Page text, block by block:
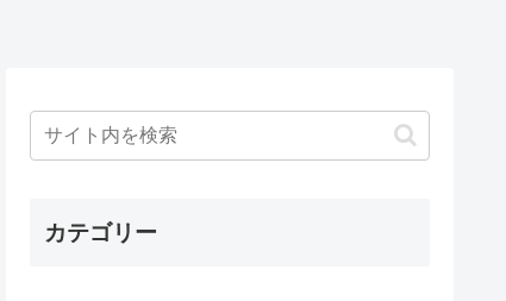
カテゴリー